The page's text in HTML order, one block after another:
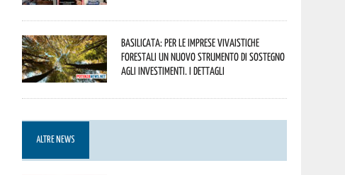
Basilicata: per le imprese vivaistiche
forestali un nuovo strumento di sostegno
agli investimenti. I dettagli
ALTRE NEWS